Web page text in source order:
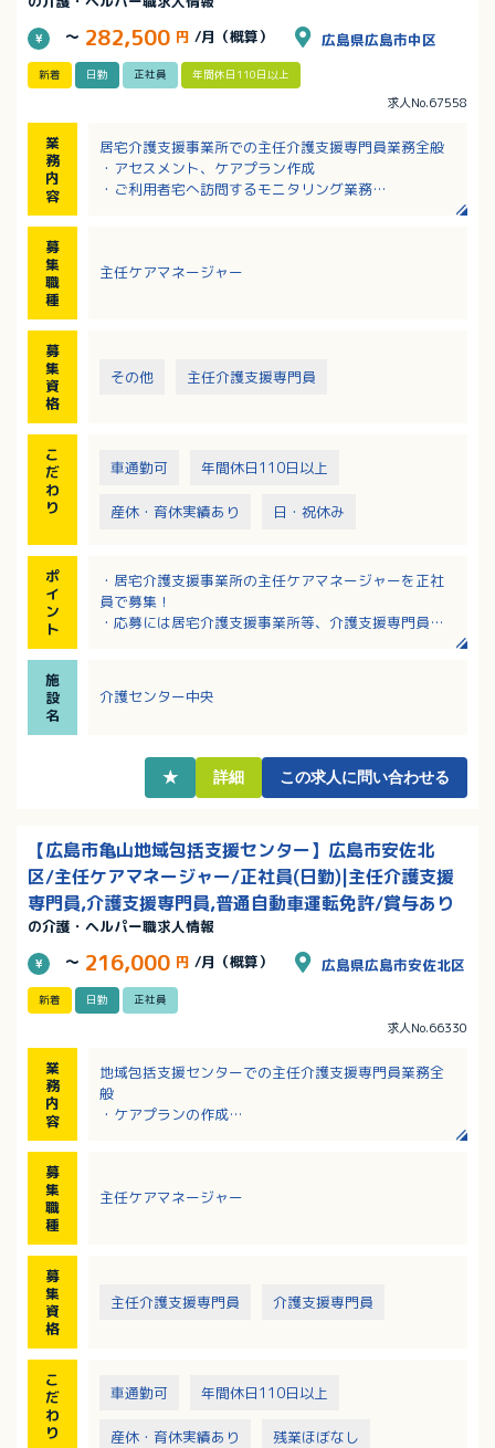
～ 282,500 円 /月（概算） 広島県広島市中区
新着 日勤 正社員 年間休日110日以上
求人No.67558
業
務
内
容
居宅介護支援事業所での主任介護支援専門員業務全般
・アセスメント、ケアプラン作成
・ご利用者宅へ訪問するモニタリング業務
ずつ改善できるようなケアプランを作成し、チームケ
募
集
職
種
主任ケアマネージャー
募
集
資
格
その他 主任介護支援専門員
こ
だ
わ
り
車通勤可 年間休日110日以上
産休・育休実績あり 日・祝休み
ポ
イ
ン
ト
・居宅介護支援事業所の主任ケアマネージャーを正社
員で募集！
・応募には居宅介護支援事業所等、介護支援専門員と
・サンキ・ウエルビィならではの充実した職種別・階
層別研修があり、安心！
施
設
名
介護センター中央
★ 詳細 この求人に問い合わせる
【広島市亀山地域包括支援センター】広島市安佐北
区/主任ケアマネージャー/正社員(日勤)|主任介護支援
専門員,介護支援専門員,普通自動車運転免許/賞与あり
の介護・ヘルパー職求人情報
～ 216,000 円 /月（概算） 広島県広島市安佐北区
新着 日勤 正社員
求人No.66330
業
務
内
容
地域包括支援センターでの主任介護支援専門員業務全
般
・ケアプランの作成
・地域の諸団体とのネットワークづくり
募
集
職
種
主任ケアマネージャー
募
集
資
格
主任介護支援専門員 介護支援専門員
こ
だ
わ
り
車通勤可 年間休日110日以上
産休・育休実績あり 残業ほぼなし